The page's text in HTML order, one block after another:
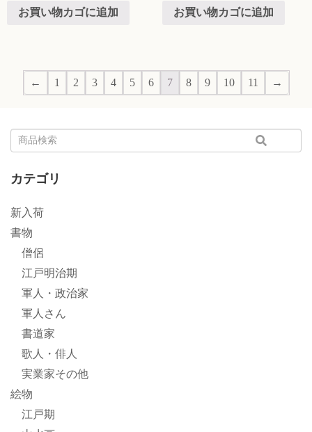
お買い物カゴに追加 お買い物カゴに追加
← 1 2 3 4 5 6 7 8 9 10 11 →
カテゴリ
新入荷
書物
僧侶
江戸明治期
軍人・政治家
軍人さん
書道家
歌人・俳人
実業家その他
絵物
江戸期